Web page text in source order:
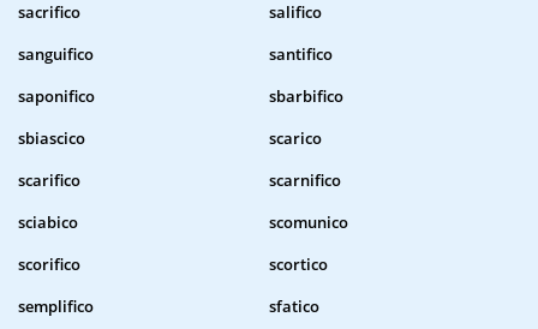
sacrifico
salifico
sanguifico
santifico
saponifico
sbarbifico
sbiascico
scarico
scarifico
scarnifico
sciabico
scomunico
scorifico
scortico
semplifico
sfatico